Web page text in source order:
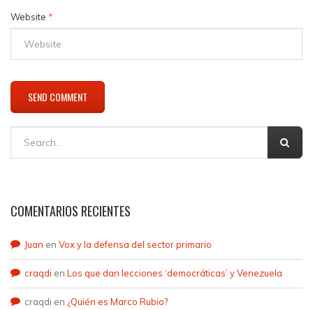
Website *
COMENTARIOS RECIENTES
Juan en Vox y la defensa del sector primario
craqdi en Los que dan lecciones ‘democráticas’ y Venezuela
craqdi en ¿Quién es Marco Rubio?